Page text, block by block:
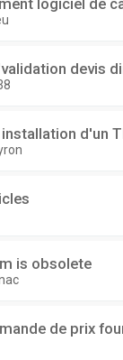
devis
d'un
is obsolete
de prix